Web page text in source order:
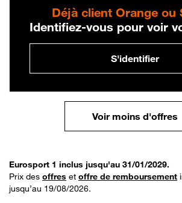
Déjà client Orange ou
Identifiez-vous pour voir
S'identifier
Voir moins d'offres
Eurosport 1 inclus jusqu'au 31/01/2029.
Prix des offres et offre de remboursement
jusqu’au 19/08/2026.